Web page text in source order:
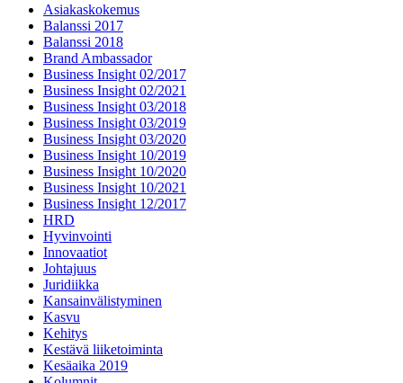
Asiakaskokemus
Balanssi 2017
Balanssi 2018
Brand Ambassador
Business Insight 02/2017
Business Insight 02/2021
Business Insight 03/2018
Business Insight 03/2019
Business Insight 03/2020
Business Insight 10/2019
Business Insight 10/2020
Business Insight 10/2021
Business Insight 12/2017
HRD
Hyvinvointi
Innovaatiot
Johtajuus
Juridiikka
Kansainvälistyminen
Kasvu
Kehitys
Kestävä liiketoiminta
Kesäaika 2019